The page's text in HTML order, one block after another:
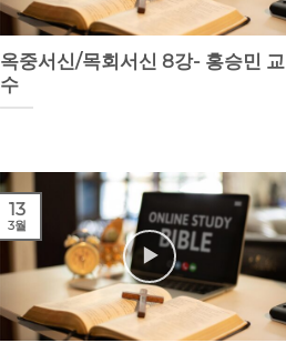
옥중서신/목회서신 8강- 홍승민 교
수
13
3월